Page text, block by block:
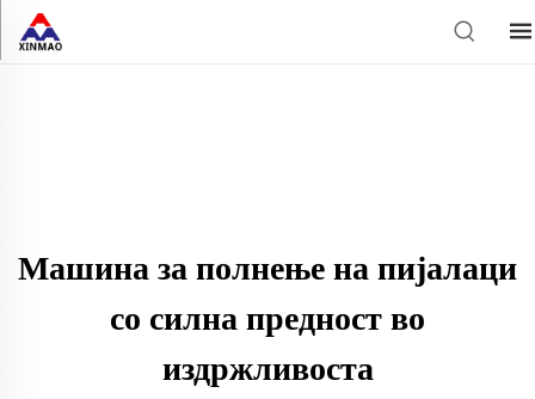
Машина за полнење на пијалаци
со силна предност во
издржливоста